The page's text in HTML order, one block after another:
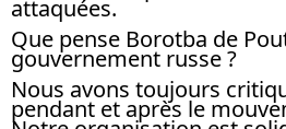
attaquées.
Que pense Borotba de
gouvernement russe ?
Nous avons toujours
pendant et après le